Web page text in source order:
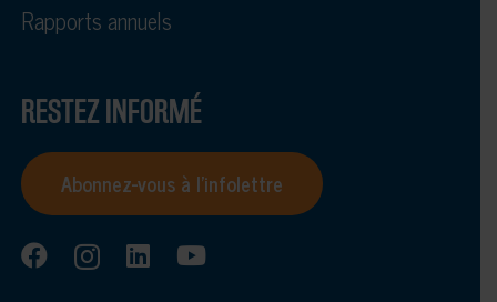
Rapports annuels
RESTEZ INFORMÉ
Abonnez-vous à l’infolettre